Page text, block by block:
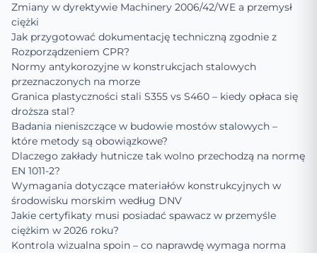
Zmiany w dyrektywie Machinery 2006/42/WE a przemysł
ciężki
Jak przygotować dokumentację techniczną zgodnie z
Rozporządzeniem CPR?
Normy antykorozyjne w konstrukcjach stalowych
przeznaczonych na morze
Granica plastyczności stali S355 vs S460 – kiedy opłaca się
droższa stal?
Badania nieniszczące w budowie mostów stalowych –
które metody są obowiązkowe?
Dlaczego zakłady hutnicze tak wolno przechodzą na normę
EN 1011-2?
Wymagania dotyczące materiałów konstrukcyjnych w
środowisku morskim według DNV
Jakie certyfikaty musi posiadać spawacz w przemyśle
ciężkim w 2026 roku?
Kontrola wizualna spoin – co naprawdę wymaga norma